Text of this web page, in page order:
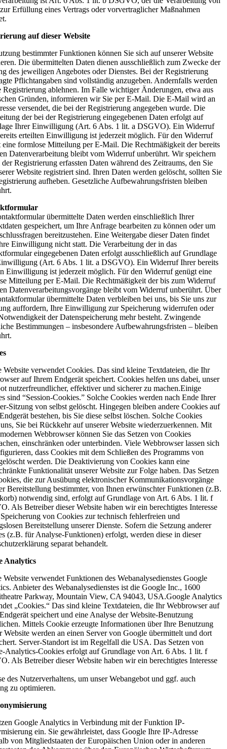
Erfüllung eines Vertrags oder vorvertraglicher Maßnahmen
auf dieser Website
bestimmter Funktionen können Sie sich auf unserer Website
Die übermittelten Daten dienen ausschließlich zum Zwecke der
des jeweiligen Angebotes oder Dienstes. Bei der Registrierung
Pflichtangaben sind vollständig anzugeben. Andernfalls werden
Registrierung ablehnen. Im Falle wichtiger Änderungen, etwa aus
Gründen, informieren wir Sie per E-Mail. Die E-Mail wird an
versendet, die bei der Registrierung angegeben wurde. Die
der bei der Registrierung eingegebenen Daten erfolgt auf
Ihrer Einwilligung (Art. 6 Abs. 1 lit. a DSGVO). Ein Widerruf
erteilten Einwilligung ist jederzeit möglich. Für den Widerruf
eine formlose Mitteilung per E-Mail. Die Rechtmäßigkeit der bereits
Datenverarbeitung bleibt vom Widerruf unberührt. Wir speichern
Registrierung erfassten Daten während des Zeitraums, den Sie
Website registriert sind. Ihren Daten werden gelöscht, sollten Sie
aufheben. Gesetzliche Aufbewahrungsfristen bleiben
übermittelte Daten werden einschließlich Ihrer
gespeichert, um Ihre Anfrage bearbeiten zu können oder um
bereitzustehen. Eine Weitergabe dieser Daten findet
Einwilligung nicht statt. Die Verarbeitung der in das
eingegebenen Daten erfolgt ausschließlich auf Grundlage
(Art. 6 Abs. 1 lit. a DSGVO). Ein Widerruf Ihrer bereits
Einwilligung ist jederzeit möglich. Für den Widerruf genügt eine
Mitteilung per E-Mail. Die Rechtmäßigkeit der bis zum Widerruf
Datenverarbeitungsvorgänge bleibt vom Widerruf unberührt. Über
übermittelte Daten verbleiben bei uns, bis Sie uns zur
auffordern, Ihre Einwilligung zur Speicherung widerrufen oder
der Datenspeicherung mehr besteht. Zwingende
Bestimmungen – insbesondere Aufbewahrungsfristen – bleiben
Website verwendet Cookies. Das sind kleine Textdateien, die Ihr
auf Ihrem Endgerät speichert. Cookies helfen uns dabei, unser
nutzerfreundlicher, effektiver und sicherer zu machen.Einige
sind “Session-Cookies.” Solche Cookies werden nach Ende Ihrer
Sitzung von selbst gelöscht. Hingegen bleiben andere Cookies auf
bestehen, bis Sie diese selbst löschen. Solche Cookies
Sie bei Rückkehr auf unserer Website wiederzuerkennen. Mit
Webbrowser können Sie das Setzen von Cookies
einschränken oder unterbinden. Viele Webbrowser lassen sich
dass Cookies mit dem Schließen des Programms von
werden. Die Deaktivierung von Cookies kann eine
Funktionalität unserer Website zur Folge haben. Das Setzen
die zur Ausübung elektronischer Kommunikationsvorgänge
Bereitstellung bestimmter, von Ihnen erwünschter Funktionen (z.B.
notwendig sind, erfolgt auf Grundlage von Art. 6 Abs. 1 lit. f
Als Betreiber dieser Website haben wir ein berechtigtes Interesse
von Cookies zur technisch fehlerfreien und
Bereitstellung unserer Dienste. Sofern die Setzung anderer
(z.B. für Analyse-Funktionen) erfolgt, werden diese in dieser
separat behandelt.
Analytics
Website verwendet Funktionen des Webanalysedienstes Google
Anbieter des Webanalysedienstes ist die Google Inc., 1600
Parkway, Mountain View, CA 94043, USA.Google Analytics
„Cookies.“ Das sind kleine Textdateien, die Ihr Webbrowser auf
speichert und eine Analyse der Website-Benutzung
Mittels Cookie erzeugte Informationen über Ihre Benutzung
Website werden an einen Server von Google übermittelt und dort
Server-Standort ist im Regelfall die USA. Das Setzen von
Analytics-Cookies erfolgt auf Grundlage von Art. 6 Abs. 1 lit. f
Als Betreiber dieser Website haben wir ein berechtigtes Interesse
des Nutzerverhaltens, um unser Webangebot und ggf. auch
zu optimieren.
Google Analytics in Verbindung mit der Funktion IP-
ein. Sie gewährleistet, dass Google Ihre IP-Adresse
von Mitgliedstaaten der Europäischen Union oder in anderen